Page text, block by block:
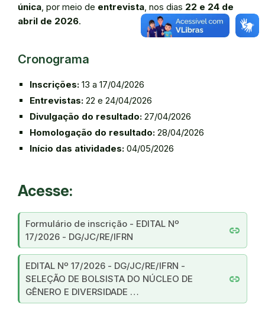
única, por meio de entrevista, nos dias 22 e 24 de
abril de 2026.
Cronograma
Inscrições: 13 a 17/04/2026
Entrevistas: 22 e 24/04/2026
Divulgação do resultado: 27/04/2026
Homologação do resultado: 28/04/2026
Início das atividades: 04/05/2026
Acesse:
link
Formulário de inscrição - EDITAL Nº
17/2026 - DG/JC/RE/IFRN
link
EDITAL Nº 17/2026 - DG/JC/RE/IFRN -
SELEÇÃO DE BOLSISTA DO NÚCLEO DE
GÊNERO E DIVERSIDADE …